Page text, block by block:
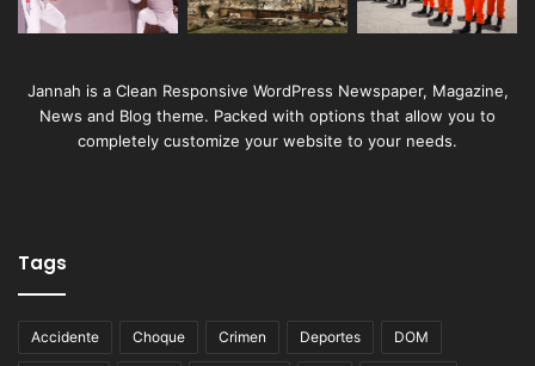
Jannah is a Clean Responsive WordPress Newspaper, Magazine,
News and Blog theme. Packed with options that allow you to
completely customize your website to your needs.
Tags
Accidente Choque Crimen Deportes DOM